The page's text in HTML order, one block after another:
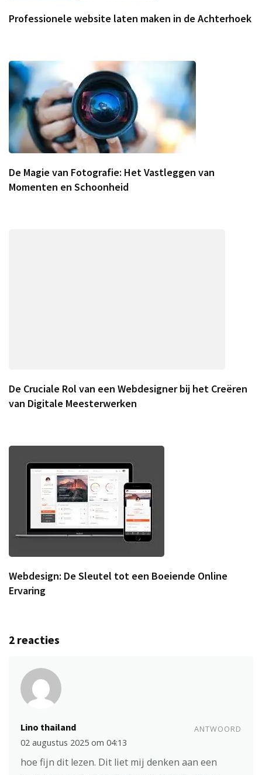
Professionele website laten maken in de Achterhoek
De Magie van Fotografie: Het Vastleggen van
Momenten en Schoonheid
De Cruciale Rol van een Webdesigner bij het Creëren
van Digitale Meesterwerken
Webdesign: De Sleutel tot een Boeiende Online
Ervaring
2 reacties
Lino thailand
02 augustus 2025 om 04:13
ANTWOORD
hoe fijn dit lezen. Dit liet mij denken aan een